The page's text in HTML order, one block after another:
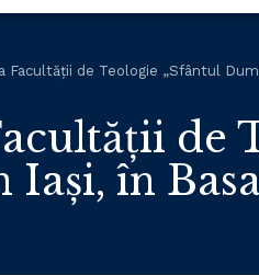
Facultății de Teologie „Sfântul
de
Iași, în